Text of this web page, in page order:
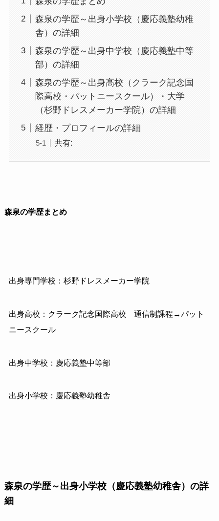
森泉の学歴～出身小学校（慶応義塾幼稚
舎）の詳細
森泉の学歴～出身中学校（慶応義塾中等
部）の詳細
森泉の学歴～出身高校（クラーク記念国
際高校・パットニースクール）・大学
（杉野ドレスメーカー学院）の詳細
経歴・プロフィールの詳細
共有:
森泉の学歴まとめ
出身専門学校：杉野ドレスメーカー学院
出身高校：クラーク記念国際高校 通信制課程→パット
ニースクール
出身中学校：慶応義塾中等部
出身小学校：慶応義塾幼稚舎
森泉の学歴～出身小学校（慶応義塾幼稚舎）の詳
細